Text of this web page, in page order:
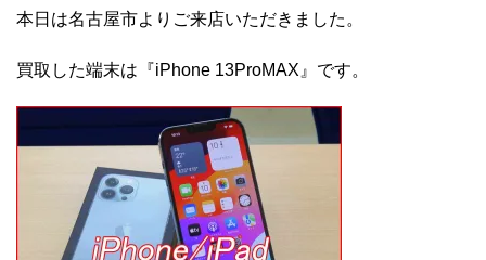
本日は名古屋市よりご来店いただきました。
買取した端末は『iPhone 13ProMAX』です。